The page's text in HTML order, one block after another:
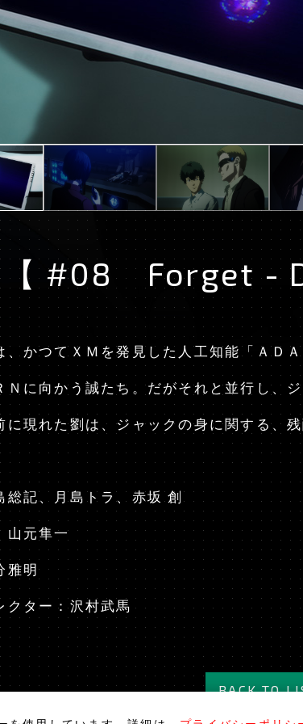
【 #08 Forget -
、かつてＸＭを発見した人工知能「ＡＤ
Ｎに向かう誠たち。だがそれと並行し、
に現れた劉は、ジャックの身に関する、
総記、月島トラ、赤坂 創
山元隼一
雅明
クター：沢村武馬
BACK TO